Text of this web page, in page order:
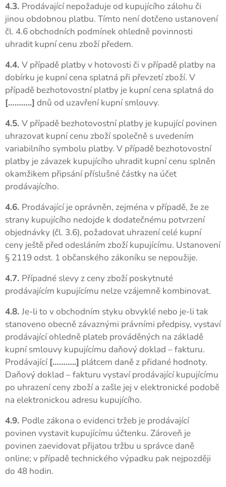
4.3. Prodávající nepožaduje od kupujícího zálohu či
jinou obdobnou platbu. Tímto není dotčeno ustanovení
čl. 4.6 obchodních podmínek ohledně povinnosti
uhradit kupní cenu zboží předem.
4.4. V případě platby v hotovosti či v případě platby na
dobírku je kupní cena splatná při převzetí zboží. V
případě bezhotovostní platby je kupní cena splatná do
[………..] dnů od uzavření kupní smlouvy.
4.5. V případě bezhotovostní platby je kupující povinen
uhrazovat kupní cenu zboží společně s uvedením
variabilního symbolu platby. V případě bezhotovostní
platby je závazek kupujícího uhradit kupní cenu splněn
okamžikem připsání příslušné částky na účet
prodávajícího.
4.6. Prodávající je oprávněn, zejména v případě, že ze
strany kupujícího nedojde k dodatečnému potvrzení
objednávky (čl. 3.6), požadovat uhrazení celé kupní
ceny ještě před odesláním zboží kupujícímu. Ustanovení
§ 2119 odst. 1 občanského zákoníku se nepoužije.
4.7. Případné slevy z ceny zboží poskytnuté
prodávajícím kupujícímu nelze vzájemně kombinovat.
4.8. Je-li to v obchodním styku obvyklé nebo je-li tak
stanoveno obecně závaznými právními předpisy, vystaví
prodávající ohledně plateb prováděných na základě
kupní smlouvy kupujícímu daňový doklad – fakturu.
Prodávající[………..] plátcem daně z přidané hodnoty.
Daňový doklad – fakturu vystaví prodávající kupujícímu
po uhrazení ceny zboží a zašle jej v elektronické podobě
na elektronickou adresu kupujícího.
4.9. Podle zákona o evidenci tržeb je prodávající
povinen vystavit kupujícímu účtenku. Zároveň je
povinen zaevidovat přijatou tržbu u správce daně
online; v případě technického výpadku pak nejpozději
do 48 hodin.